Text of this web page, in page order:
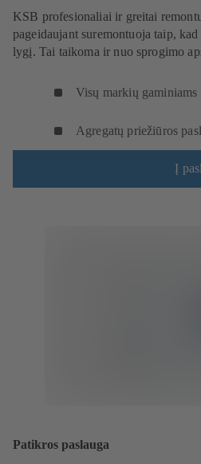
KSB profesionaliai ir greitai
pageidaujant suremontuoja taip,
lygį. Tai taikoma ir nuo sprogimo
Visų markių gaminiams
Agregatų priežiūros
Į
Patikros paslauga